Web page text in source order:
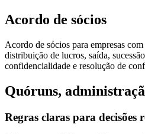
Acordo de sócios
Acordo de sócios para empresas
distribuição de lucros, saída,
confidencialidade e resolução de
Quóruns,
Regras claras para decisões